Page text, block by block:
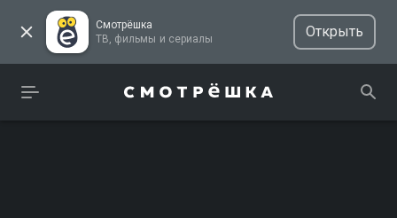
Смотрёшка
ТВ, фильмы и сериалы
Открыть